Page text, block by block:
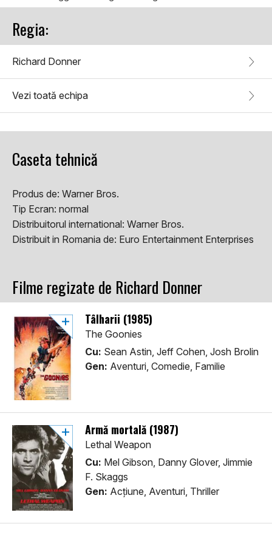
Regia:
Richard Donner
Vezi toată echipa
Caseta tehnică
Produs de: Warner Bros.
Tip Ecran: normal
Distribuitorul international: Warner Bros.
Distribuit in Romania de: Euro Entertainment Enterprises
Filme regizate de Richard Donner
Tâlharii (1985)
The Goonies
Cu: Sean Astin, Jeff Cohen, Josh Brolin
Gen: Aventuri, Comedie, Familie
Armă mortală (1987)
Lethal Weapon
Cu: Mel Gibson, Danny Glover, Jimmie
F. Skaggs
Gen: Acţiune, Aventuri, Thriller